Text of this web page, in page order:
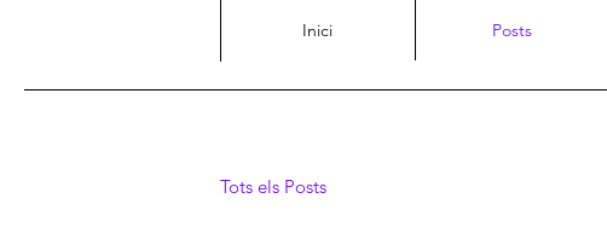
Inici Posts
Tots els Posts